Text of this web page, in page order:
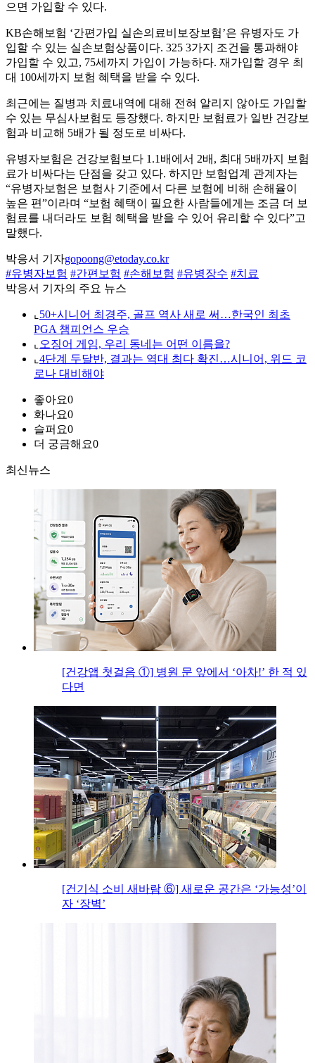
으면 가입할 수 있다.
KB손해보험 ‘간편가입 실손의료비보장보험’은 유병자도 가
입할 수 있는 실손보험상품이다. 325 3가지 조건을 통과해야
가입할 수 있고, 75세까지 가입이 가능하다. 재가입할 경우 최
대 100세까지 보험 혜택을 받을 수 있다.
최근에는 질병과 치료내역에 대해 전혀 알리지 않아도 가입할
수 있는 무심사보험도 등장했다. 하지만 보험료가 일반 건강보
험과 비교해 5배가 될 정도로 비싸다.
유병자보험은 건강보험보다 1.1배에서 2배, 최대 5배까지 보험
료가 비싸다는 단점을 갖고 있다. 하지만 보험업계 관계자는
“유병자보험은 보험사 기준에서 다른 보험에 비해 손해율이
높은 편”이라며 “보험 혜택이 필요한 사람들에게는 조금 더 보
험료를 내더라도 보험 혜택을 받을 수 있어 유리할 수 있다”고
말했다.
박응서 기자gopoong@etoday.co.kr
#유병자보험 #간편보험 #손해보험 #유병장수 #치료
박응서 기자의 주요 뉴스
⌞ 50+시니어 최경주, 골프 역사 새로 써…한국인 최초
PGA 챔피언스 우승
⌞ 오징어 게임, 우리 동네는 어떤 이름을?
⌞ 4단계 두달반, 결과는 역대 최다 확진…시니어, 위드 코
로나 대비해야
좋아요0
화나요0
슬퍼요0
더 궁금해요0
최신뉴스
[건강앱 첫걸음 ①] 병원 문 앞에서 ‘아차!’ 한 적 있
다면
[건기식 소비 새바람 ⑥] 새로운 공간은 ‘가능성’이
자 ‘장벽’